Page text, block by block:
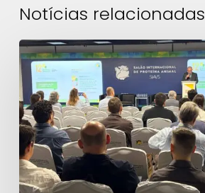
Notícias relacionadas
12º
Diálogo
Técnico
debate
eficiência
nutricional
e